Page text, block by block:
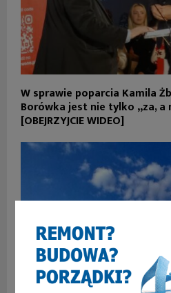
W sprawie poparcia Kamila
Borówka jest nie tylko „za,
[OBEJRZYJCIE WIDEO]